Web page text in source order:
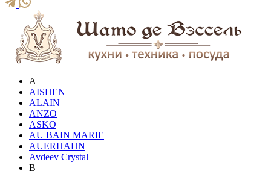
A
AISHEN
ALAIN
ANZO
ASKO
AU BAIN MARIE
AUERHAHN
Avdeev Crystal
B